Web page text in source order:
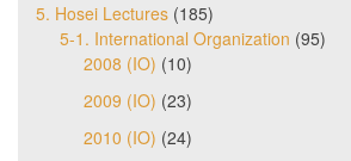
5. Hosei Lectures (185)
5-1. International Organization (95)
2008 (IO) (10)
2009 (IO) (23)
2010 (IO) (24)